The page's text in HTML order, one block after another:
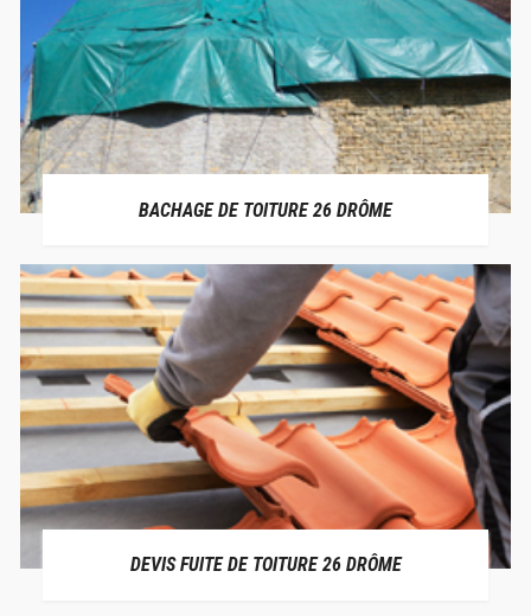
BACHAGE DE TOITURE 26 DRÔME
DEVIS FUITE DE TOITURE 26 DRÔME